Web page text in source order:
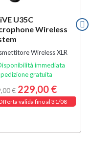
U35C
Wireless
Wireless XLR
immediata
gratuita
€ 229,00 €
valida fino al 31/08